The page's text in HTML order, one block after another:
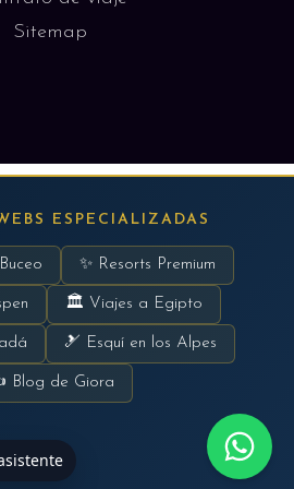
Sitemap
ESPECIALIZADAS
✨ Resorts Premium
🏛 Viajes a Egipto
🎿 Esquí en los Alpes
Blog de Giora